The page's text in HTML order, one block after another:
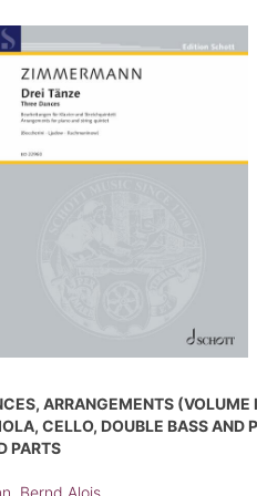
ARRANGEMENTS (VOLUME
CELLO, DOUBLE BASS AND
PARTS
Bernd Alois